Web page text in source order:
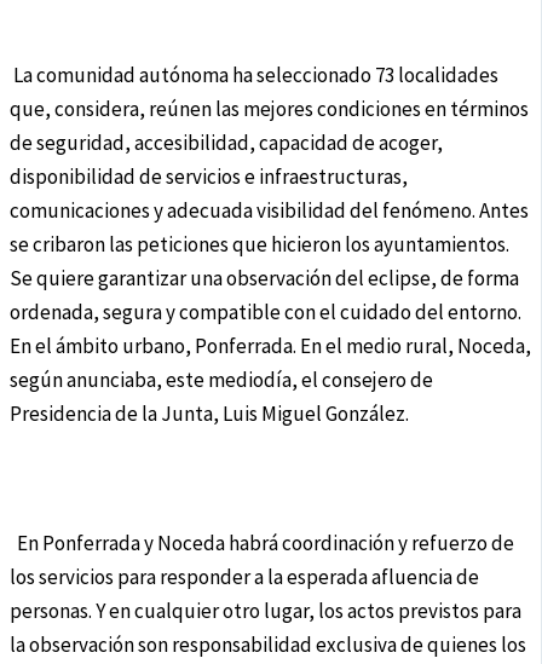
La comunidad autónoma ha seleccionado 73 localidades
que, considera, reúnen las mejores condiciones en términos
de seguridad, accesibilidad, capacidad de acoger,
disponibilidad de servicios e infraestructuras,
comunicaciones y adecuada visibilidad del fenómeno. Antes
se cribaron las peticiones que hicieron los ayuntamientos.
Se quiere garantizar una observación del eclipse, de forma
ordenada, segura y compatible con el cuidado del entorno.
En el ámbito urbano, Ponferrada. En el medio rural, Noceda,
según anunciaba, este mediodía, el consejero de
Presidencia de la Junta, Luis Miguel González.
En Ponferrada y Noceda habrá coordinación y refuerzo de
los servicios para responder a la esperada afluencia de
personas. Y en cualquier otro lugar, los actos previstos para
la observación son responsabilidad exclusiva de quienes los